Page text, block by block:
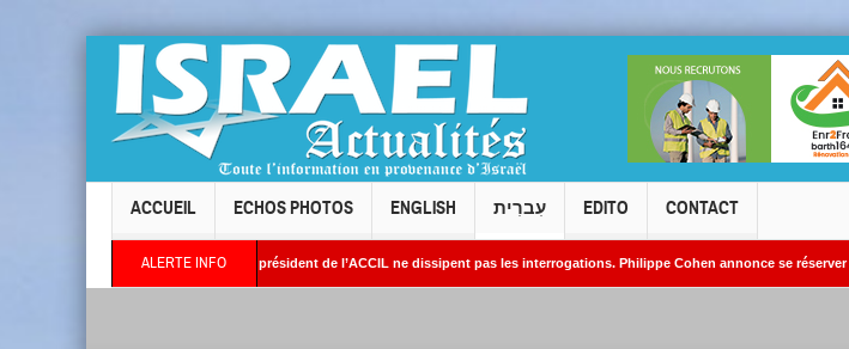
ACCUEIL ECHOS PHOTOS ENGLISH עִברִית EDITO CONTACT
ALERTE INFO
Levallois : les réponses du président de l’ACCIL ne dissipent pas les interrogations. Philippe Cohen annonce se réserver le droit de